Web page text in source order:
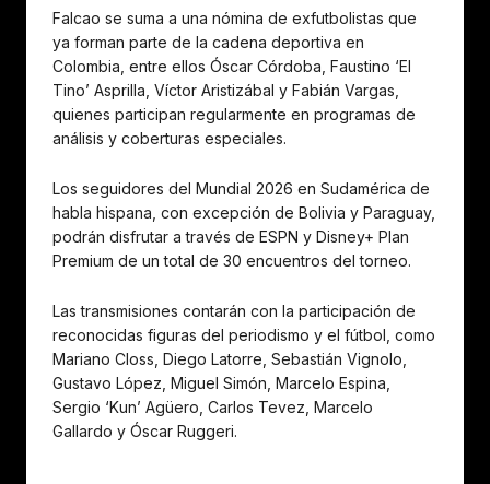
Falcao se suma a una nómina de exfutbolistas que
ya forman parte de la cadena deportiva en
Colombia, entre ellos Óscar Córdoba, Faustino ‘El
Tino’ Asprilla, Víctor Aristizábal y Fabián Vargas,
quienes participan regularmente en programas de
análisis y coberturas especiales.
Los seguidores del Mundial 2026 en Sudamérica de
habla hispana, con excepción de Bolivia y Paraguay,
podrán disfrutar a través de ESPN y Disney+ Plan
Premium de un total de 30 encuentros del torneo.
Las transmisiones contarán con la participación de
reconocidas figuras del periodismo y el fútbol, como
Mariano Closs, Diego Latorre, Sebastián Vignolo,
Gustavo López, Miguel Simón, Marcelo Espina,
Sergio ‘Kun’ Agüero, Carlos Tevez, Marcelo
Gallardo y Óscar Ruggeri.